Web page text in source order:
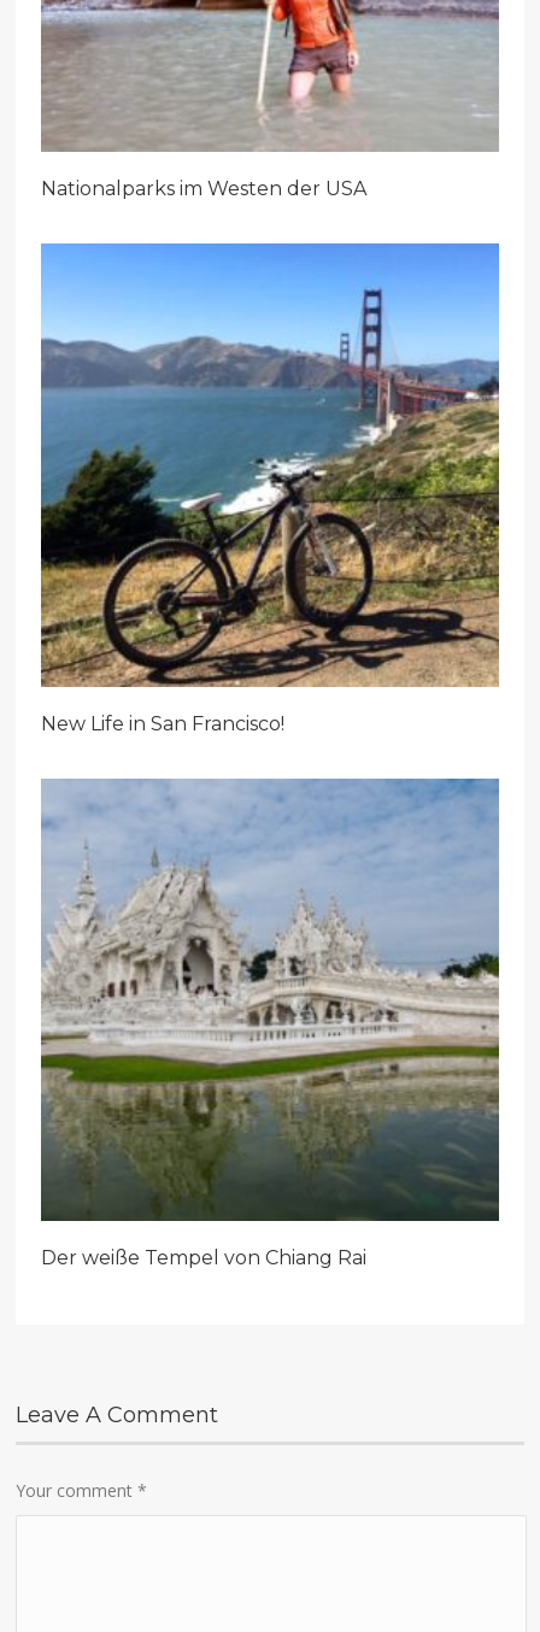
Nationalparks im Westen der USA
New Life in San Francisco!
Der weiße Tempel von Chiang Rai
Leave A Comment
Your comment*